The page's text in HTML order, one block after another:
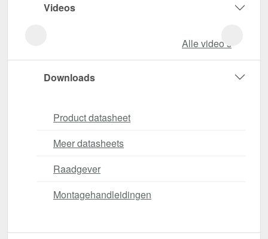
Videos
Alle video‘s
Downloads
Product datasheet
Meer datasheets
Raadgever
Montagehandleidingen